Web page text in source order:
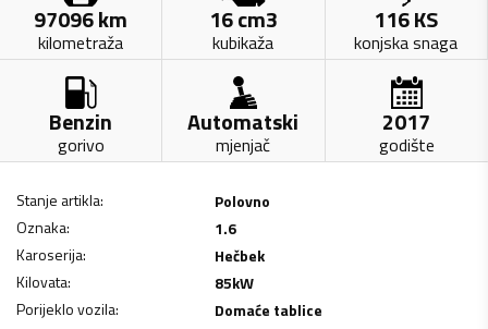
97096km
kilometraža
16cm3
kubikaža
116KS
konjska snaga
Benzin
gorivo
Automatski
mjenjač
2017
godište
Stanje artikla:
Polovno
Oznaka:
1.6
Karoserija:
Hečbek
Kilovata: 85kW
Porijeklo vozila:
Domaće tablice